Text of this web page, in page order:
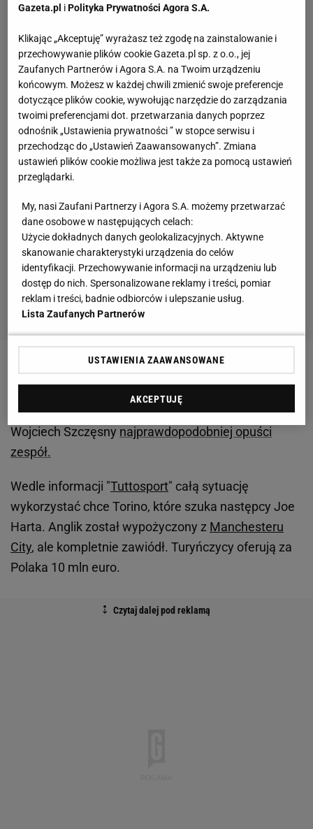
Wciąż nie ma oficjalnego stanowiska Romy wobec
przyszłym sezonie ma zostać Brazylijczyk Allison, bo
Wojciech Szczęsny najprawdopodobniej opuści
zespół.
Wedle informacji "Tuttosport" całą sytuację
wykorzystać chce Torino, które szuka następcy Joe
Harta. Anglik został wypożyczony z Manchesteru
City, ale kompletnie zawiódł. Turyńczycy oferują za
Polaka 10 mln euro.
Gazeta.pl iPolityka Prywatności Agora S.A.
Klikając „Akceptuję” wyrażasz też zgodę na zainstalowanie i
przechowywanie plików cookie Gazeta.pl sp. z o.o., jej
Zaufanych Partnerów i Agora S.A. na Twoim urządzeniu
końcowym. Możesz w każdej chwili zmienić swoje preferencje
dotyczące plików cookie, wywołując narzędzie do zarządzania
twoimi preferencjami dot. przetwarzania danych poprzez
odnośnik „Ustawienia prywatności ” w stopce serwisu i
przechodząc do „Ustawień Zaawansowanych”. Zmiana
ustawień plików cookie możliwa jest także za pomocą ustawień
przeglądarki.
My, nasi Zaufani Partnerzy i Agora S.A. możemy przetwarzać
dane osobowe w następujących celach:
Użycie dokładnych danych geolokalizacyjnych. Aktywne
skanowanie charakterystyki urządzenia do celów
identyfikacji. Przechowywanie informacji na urządzeniu lub
dostęp do nich. Spersonalizowane reklamy i treści, pomiar
reklam i treści, badnie odbiorców i ulepszanie usług.
Lista Zaufanych Partnerów
USTAWIENIA ZAAWANSOWANE
AKCEPTUJĘ